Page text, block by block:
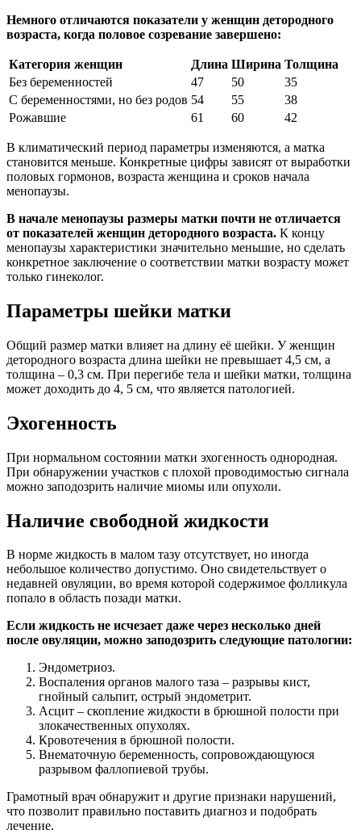
Немного отличаются показатели у женщин детородного
возраста, когда половое созревание завершено:
Категория женщин Длина Ширина Толщина
Без беременностей
47 50
35
С беременностями, но без родов 54 55
38
Рожавшие
61 60 42
В климатический период параметры изменяются, а матка
становится меньше. Конкретные цифры зависят от выработки
половых гормонов, возраста женщина и сроков начала
менопаузы.
В начале менопаузы размеры матки почти не отличается
от показателей женщин детородного возраста. К концу
менопаузы характеристики значительно меньшие, но сделать
конкретное заключение о соответствии матки возрасту может
только гинеколог.
Параметры шейки матки
Общий размер матки влияет на длину её шейки. У женщин
детородного возраста длина шейки не превышает 4,5 см, а
толщина – 0,3 см. При перегибе тела и шейки матки, толщина
может доходить до 4, 5 см, что является патологией.
Эхогенность
При нормальном состоянии матки эхогенность однородная.
При обнаружении участков с плохой проводимостью сигнала
можно заподозрить наличие миомы или опухоли.
Наличие свободной жидкости
В норме жидкость в малом тазу отсутствует, но иногда
небольшое количество допустимо. Оно свидетельствует о
недавней овуляции, во время которой содержимое фолликула
попало в область позади матки.
Если жидкость не исчезает даже через несколько дней
после овуляции, можно заподозрить следующие патологии:
Эндометриоз.
Воспаления органов малого таза – разрывы кист,
гнойный сальпит, острый эндометрит.
Асцит – скопление жидкости в брюшной полости при
злокачественных опухолях.
Кровотечения в брюшной полости.
Внематочную беременность, сопровождающуюся
разрывом фаллопиевой трубы.
Грамотный врач обнаружит и другие признаки нарушений,
что позволит правильно поставить диагноз и подобрать
лечение.